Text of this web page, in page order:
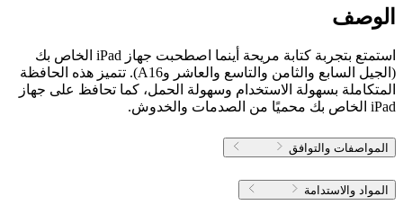
الوصف
استمتع بتجربة كتابة مريحة أينما اصطحبت جهاز iPad الخاص بك
(الجيل السابع والثامن والتاسع والعاشر وA16). تتميز هذه الحافظة
المتكاملة بسهولة الاستخدام وسهولة الحمل، كما تحافظ على جهاز
iPad الخاص بك محميًا من الصدمات والخدوش.
المواصفات والتوافق
المواد والاستدامة